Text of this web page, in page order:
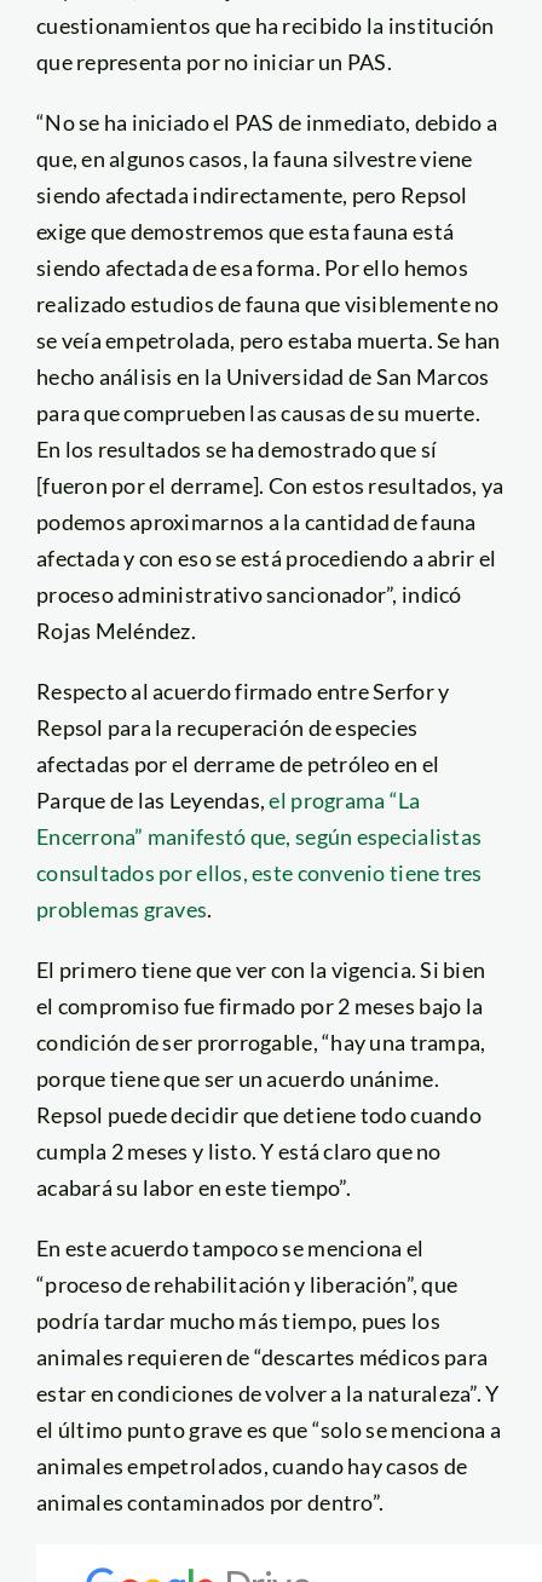
cuestionamientos que ha recibido la institución
que representa por no iniciar un PAS.
“No se ha iniciado el PAS de inmediato, debido a
que, en algunos casos, la fauna silvestre viene
siendo afectada indirectamente, pero Repsol
exige que demostremos que esta fauna está
siendo afectada de esa forma. Por ello hemos
realizado estudios de fauna que visiblemente no
se veía empetrolada, pero estaba muerta. Se han
hecho análisis en la Universidad de San Marcos
para que comprueben las causas de su muerte.
En los resultados se ha demostrado que sí
[fueron por el derrame]. Con estos resultados, ya
podemos aproximarnos a la cantidad de fauna
afectada y con eso se está procediendo a abrir el
proceso administrativo sancionador”, indicó
Rojas Meléndez.
Respecto al acuerdo firmado entre Serfor y
Repsol para la recuperación de especies
afectadas por el derrame de petróleo en el
Parque de las Leyendas,el programa “La
Encerrona” manifestó que, según especialistas
consultados por ellos, este convenio tiene tres
problemas graves.
El primero tiene que ver con la vigencia. Si bien
el compromiso fue firmado por 2 meses bajo la
condición de ser prorrogable, “hay una trampa,
porque tiene que ser un acuerdo unánime.
Repsol puede decidir que detiene todo cuando
cumpla 2 meses y listo. Y está claro que no
acabará su labor en este tiempo”.
En este acuerdo tampoco se menciona el
“proceso de rehabilitación y liberación”, que
podría tardar mucho más tiempo, pues los
animales requieren de “descartes médicos para
estar en condiciones de volver a la naturaleza”. Y
el último punto grave es que “solo se menciona a
animales empetrolados, cuando hay casos de
animales contaminados por dentro”.